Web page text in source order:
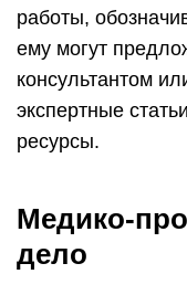
работы,
ему могут
консультантом
экспертные
ресурсы.
Медико-
дело